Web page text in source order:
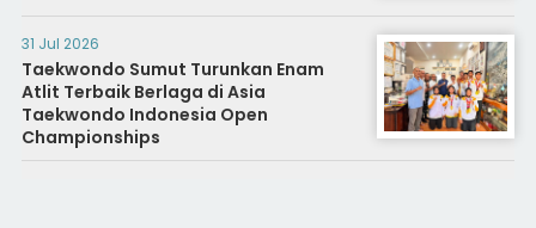
31 Jul 2026
Taekwondo Sumut Turunkan Enam
Atlit Terbaik Berlaga di Asia
Taekwondo Indonesia Open
Championships